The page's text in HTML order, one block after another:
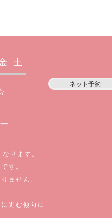
ネット予約
土
ります。
す。
ません。
進む傾向に